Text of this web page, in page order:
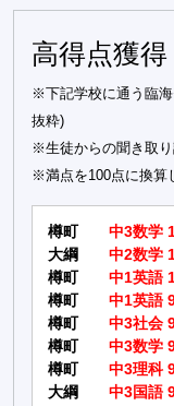
高得点獲得
※下記学校に通う臨
抜粋)
※生徒からの聞き取り
※満点を100点に換算
樽町
中3数学
大綱
中2数学
樽町
中1英語
樽町
中1英語
樽町
中3社会
樽町
中3数学
樽町
中3理科
大綱
中3国語